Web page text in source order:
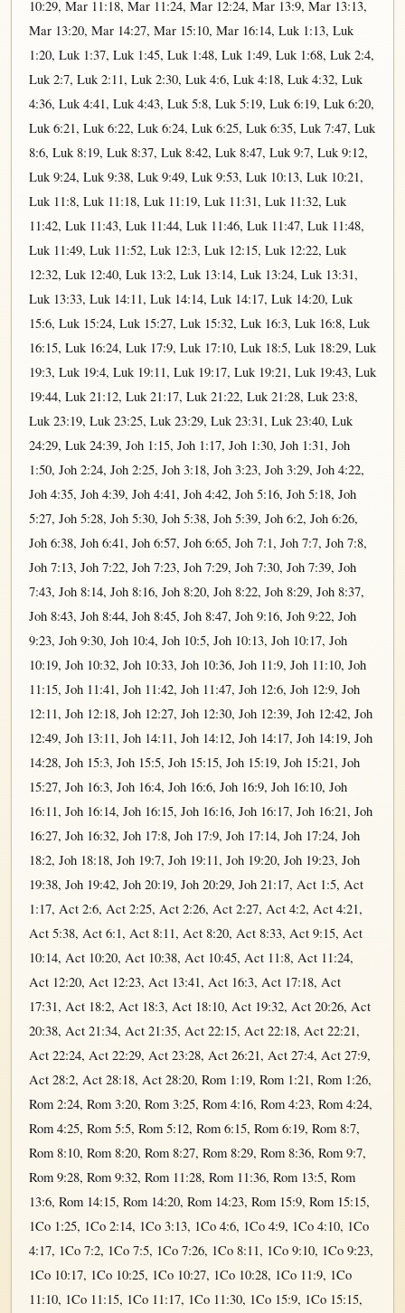
10:29, Mar 11:18, Mar 11:24, Mar 12:24, Mar 13:9, Mar 13:13,
Mar 13:20, Mar 14:27, Mar 15:10, Mar 16:14, Luk 1:13, Luk
1:20, Luk 1:37, Luk 1:45, Luk 1:48, Luk 1:49, Luk 1:68, Luk 2:4,
Luk 2:7, Luk 2:11, Luk 2:30, Luk 4:6, Luk 4:18, Luk 4:32, Luk
4:36, Luk 4:41, Luk 4:43, Luk 5:8, Luk 5:19, Luk 6:19, Luk 6:20,
Luk 6:21, Luk 6:22, Luk 6:24, Luk 6:25, Luk 6:35, Luk 7:47, Luk
8:6, Luk 8:19, Luk 8:37, Luk 8:42, Luk 8:47, Luk 9:7, Luk 9:12,
Luk 9:24, Luk 9:38, Luk 9:49, Luk 9:53, Luk 10:13, Luk 10:21,
Luk 11:8, Luk 11:18, Luk 11:19, Luk 11:31, Luk 11:32, Luk
11:42, Luk 11:43, Luk 11:44, Luk 11:46, Luk 11:47, Luk 11:48,
Luk 11:49, Luk 11:52, Luk 12:3, Luk 12:15, Luk 12:22, Luk
12:32, Luk 12:40, Luk 13:2, Luk 13:14, Luk 13:24, Luk 13:31,
Luk 13:33, Luk 14:11, Luk 14:14, Luk 14:17, Luk 14:20, Luk
15:6, Luk 15:24, Luk 15:27, Luk 15:32, Luk 16:3, Luk 16:8, Luk
16:15, Luk 16:24, Luk 17:9, Luk 17:10, Luk 18:5, Luk 18:29, Luk
19:3, Luk 19:4, Luk 19:11, Luk 19:17, Luk 19:21, Luk 19:43, Luk
19:44, Luk 21:12, Luk 21:17, Luk 21:22, Luk 21:28, Luk 23:8,
Luk 23:19, Luk 23:25, Luk 23:29, Luk 23:31, Luk 23:40, Luk
24:29, Luk 24:39, Joh 1:15, Joh 1:17, Joh 1:30, Joh 1:31, Joh
1:50, Joh 2:24, Joh 2:25, Joh 3:18, Joh 3:23, Joh 3:29, Joh 4:22,
Joh 4:35, Joh 4:39, Joh 4:41, Joh 4:42, Joh 5:16, Joh 5:18, Joh
5:27, Joh 5:28, Joh 5:30, Joh 5:38, Joh 5:39, Joh 6:2, Joh 6:26,
Joh 6:38, Joh 6:41, Joh 6:57, Joh 6:65, Joh 7:1, Joh 7:7, Joh 7:8,
Joh 7:13, Joh 7:22, Joh 7:23, Joh 7:29, Joh 7:30, Joh 7:39, Joh
7:43, Joh 8:14, Joh 8:16, Joh 8:20, Joh 8:22, Joh 8:29, Joh 8:37,
Joh 8:43, Joh 8:44, Joh 8:45, Joh 8:47, Joh 9:16, Joh 9:22, Joh
9:23, Joh 9:30, Joh 10:4, Joh 10:5, Joh 10:13, Joh 10:17, Joh
10:19, Joh 10:32, Joh 10:33, Joh 10:36, Joh 11:9, Joh 11:10, Joh
11:15, Joh 11:41, Joh 11:42, Joh 11:47, Joh 12:6, Joh 12:9, Joh
12:11, Joh 12:18, Joh 12:27, Joh 12:30, Joh 12:39, Joh 12:42, Joh
12:49, Joh 13:11, Joh 14:11, Joh 14:12, Joh 14:17, Joh 14:19, Joh
14:28, Joh 15:3, Joh 15:5, Joh 15:15, Joh 15:19, Joh 15:21, Joh
15:27, Joh 16:3, Joh 16:4, Joh 16:6, Joh 16:9, Joh 16:10, Joh
16:11, Joh 16:14, Joh 16:15, Joh 16:16, Joh 16:17, Joh 16:21, Joh
16:27, Joh 16:32, Joh 17:8, Joh 17:9, Joh 17:14, Joh 17:24, Joh
18:2, Joh 18:18, Joh 19:7, Joh 19:11, Joh 19:20, Joh 19:23, Joh
19:38, Joh 19:42, Joh 20:19, Joh 20:29, Joh 21:17, Act 1:5, Act
1:17, Act 2:6, Act 2:25, Act 2:26, Act 2:27, Act 4:2, Act 4:21,
Act 5:38, Act 6:1, Act 8:11, Act 8:20, Act 8:33, Act 9:15, Act
10:14, Act 10:20, Act 10:38, Act 10:45, Act 11:8, Act 11:24,
Act 12:20, Act 12:23, Act 13:41, Act 16:3, Act 17:18, Act
17:31, Act 18:2, Act 18:3, Act 18:10, Act 19:32, Act 20:26, Act
20:38, Act 21:34, Act 21:35, Act 22:15, Act 22:18, Act 22:21,
Act 22:24, Act 22:29, Act 23:28, Act 26:21, Act 27:4, Act 27:9,
Act 28:2, Act 28:18, Act 28:20, Rom 1:19, Rom 1:21, Rom 1:26,
Rom 2:24, Rom 3:20, Rom 3:25, Rom 4:16, Rom 4:23, Rom 4:24,
Rom 4:25, Rom 5:5, Rom 5:12, Rom 6:15, Rom 6:19, Rom 8:7,
Rom 8:10, Rom 8:20, Rom 8:27, Rom 8:29, Rom 8:36, Rom 9:7,
Rom 9:28, Rom 9:32, Rom 11:28, Rom 11:36, Rom 13:5, Rom
13:6, Rom 14:15, Rom 14:20, Rom 14:23, Rom 15:9, Rom 15:15,
1Co 1:25, 1Co 2:14, 1Co 3:13, 1Co 4:6, 1Co 4:9, 1Co 4:10, 1Co
4:17, 1Co 7:2, 1Co 7:5, 1Co 7:26, 1Co 8:11, 1Co 9:10, 1Co 9:23,
1Co 10:17, 1Co 10:25, 1Co 10:27, 1Co 10:28, 1Co 11:9, 1Co
11:10, 1Co 11:15, 1Co 11:17, 1Co 11:30, 1Co 15:9, 1Co 15:15,